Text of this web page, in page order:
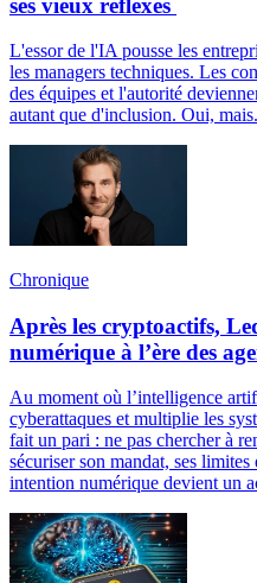
L'essor de l'IA pousse les
les managers techniques. Les
des équipes et l'autorité
autant que d'inclusion. Oui,
Chronique
Après les cryptoactifs,
numérique à l’ère des
Au moment où l’intelligence
cyberattaques et multiplie les
fait un pari : ne pas chercher à
sécuriser son mandat, ses
intention numérique devient un